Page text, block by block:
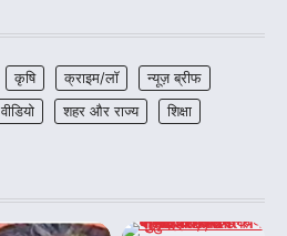
कृषि क्राइम/लॉ
न्यूज़ ब्रीफ
वीडियो शहर और राज्य
शिक्षा